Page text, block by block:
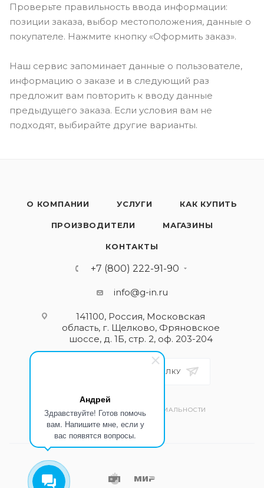
Андрей
Здравствуйте! Готов помочь
вам. Напишите мне, если у
вас появятся вопросы.
Проверьте правильность ввода информации:
позиции заказа, выбор местоположения, данные о
покупателе. Нажмите кнопку «Оформить заказ».
Наш сервис запоминает данные о пользователе,
информацию о заказе и в следующий раз
предложит вам повторить к вводу данные
предыдущего заказа. Если условия вам не
подходят, выбирайте другие варианты.
О КОМПАНИИ УСЛУГИ КАК КУПИТЬ
ПРОИЗВОДИТЕЛИ МАГАЗИНЫ
КОНТАКТЫ
+7 (800) 222-91-90
info@g-in.ru
141100, Россия, Московская
область, г. Щелково, Фряновское
шоссе, д. 1Б, стр. 2, оф. 203-204
ПОДПИСАТЬСЯ НА РАССЫЛКУ
ПОЛИТИКА КОНФИДЕНЦИАЛЬНОСТИ